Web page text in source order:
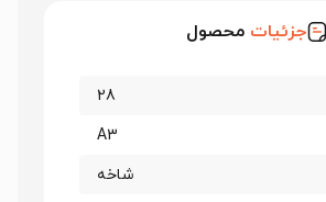
جزئیات محصول
28
A3
شاخه